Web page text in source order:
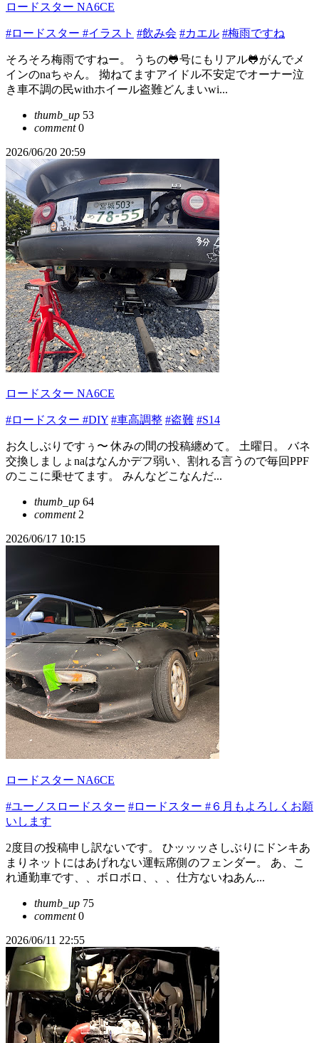
ロードスター NA6CE
#ロードスター #イラスト #飲み会 #カエル #梅雨ですね
そろそろ梅雨ですねー。 うちの🐸号にもリアル🐸がんでメ
インのnaちゃん。 拗ねてますアイドル不安定でオーナー泣
き車不調の民withホイール盗難どんまいwi...
thumb_up 53
comment0
2026/06/20 20:59
ロードスター NA6CE
#ロードスター #DIY #車高調整 #盗難 #S14
お久しぶりですぅ〜 休みの間の投稿纏めて。 土曜日。 バネ
交換しましょnaはなんかデフ弱い、割れる言うので毎回PPF
のここに乗せてます。 みんなどこなんだ...
thumb_up 64
comment2
2026/06/17 10:15
ロードスター NA6CE
#ユーノスロードスター #ロードスター #６月もよろしくお願
いします
2度目の投稿申し訳ないです。 ひッッッさしぶりにドンキあ
まりネットにはあげれない運転席側のフェンダー。 あ、こ
れ通勤車です、、ボロボロ、、、仕方ないねあん...
thumb_up 75
comment0
2026/06/11 22:55